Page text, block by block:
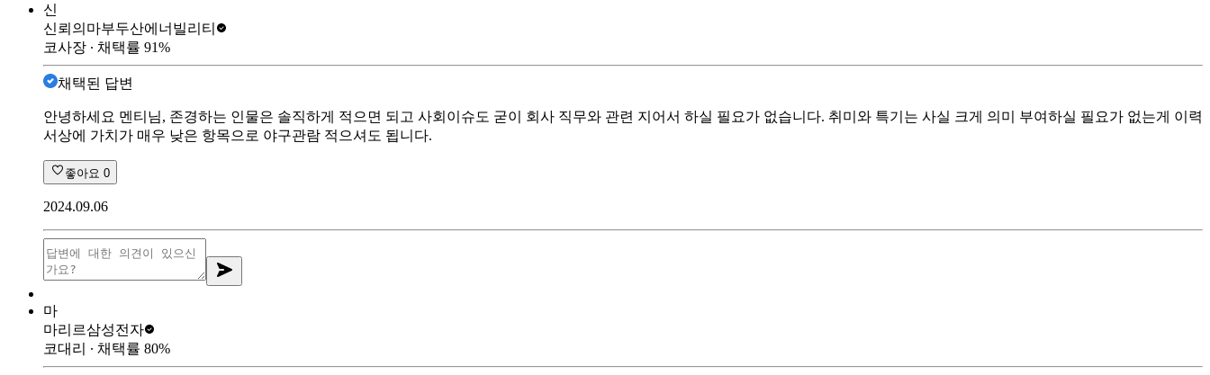
신
신뢰의마부두산에너빌리티
코사장 ∙ 채택률 91%
채택된 답변
안녕하세요 멘티님, 존경하는 인물은 솔직하게 적으면 되고 사회이슈도 굳이 회사 직무와 관련 지어서 하실 필요가 없습니다. 취미와 특기는 사실 크게 의미 부여하실 필요가 없는게 이력
서상에 가치가 매우 낮은 항목으로 야구관람 적으셔도 됩니다.
좋아요 0
2024.09.06
마
마리르삼성전자
코대리 ∙ 채택률 80%